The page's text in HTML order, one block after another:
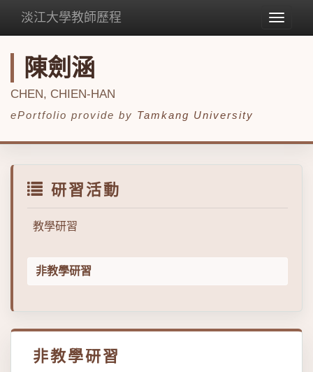
Toggle
淡江大學教師歷程
陳劍涵
CHEN, CHIEN-HAN
ePortfolio provide by Tamkang University
研習活動
教學研習
非教學研習
非教學研習